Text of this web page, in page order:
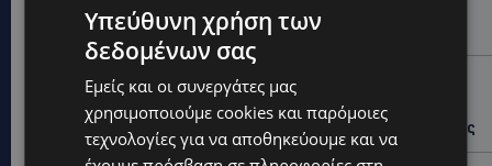
ΕΤΟΙΜΑΣΤΕΙΤΕ ΓΙΑ ΚΑΘΥΣΤΕΡΗΣΕΙΣ: Κλειστή λωρίδα
στον αυτοκινητόδρομο Αμμοχώστου – Λάρνακας
UPDATES
ΙΣΑΑΚ-ΣΟΛΩΜΟΥ: Κλείνουν συμβολικά οδοφράγματα
την Παρασκευή – Πού και τι ώρα θα γίνουν οι δράσεις
Υπεύθυνη χρήση των
δεδομένων σας
Εμείς και οι συνεργάτες μας
χρησιμοποιούμε cookies και παρόμοιες
τεχνολογίες για να αποθηκεύουμε και να